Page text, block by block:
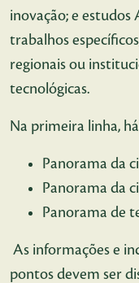
inovação; e estudos
trabalhos
regionais ou
tecnológicas.
Na primeira linha,
Panorama da
Panorama da
Panorama de
As informações e
pontos devem ser